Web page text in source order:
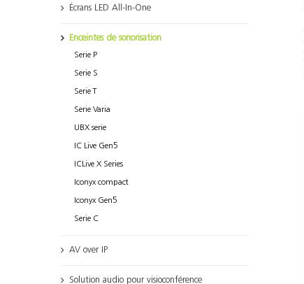
Écrans LED All-In-One
Enceintes de sonorisation
Serie P
Serie S
Serie T
Serie Varia
UBX serie
IC Live Gen5
ICLive X Series
Iconyx compact
Iconyx Gen5
Serie C
AV over IP
Solution audio pour visioconférence